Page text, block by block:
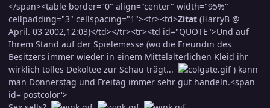
</span><table border="0" align="center" width="95%"
cellpadding="3" cellspacing="1"><tr><td>Zitat (HarryB @
April. 03 2002,12:03)</td></tr><tr><td id="QUOTE">Und auf
Ihrem Stand auf der Spielemesse (wo die Freundin des
Besitzers immer wieder in einem Mittelalterlichen Kleid ihr
wirklich tolles Dekoltee zur Schau trägt...
) kann
man Donnerstag und Freitag immer sehr gut handeln.<span
id='postcolor'>